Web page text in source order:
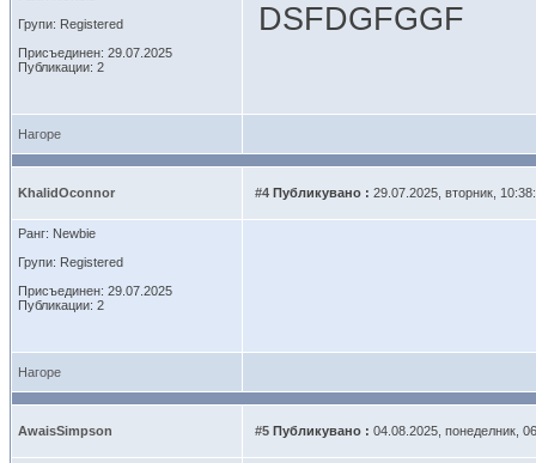
Групи: Registered
Присъединен: 29.07.2025
Публикации: 2
DSFDGFGGF
Нагоре
KhalidOconnor #4 Публикувано : 29.07.2025, вторник,
Ранг: Newbie
Групи: Registered
Присъединен: 29.07.2025
Публикации: 2
Нагоре
AwaisSimpson #5 Публикувано : 04.08.2025, понеделник,